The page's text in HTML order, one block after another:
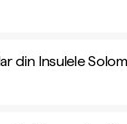
din Insulele